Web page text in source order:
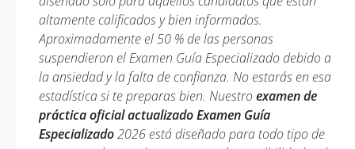
altamente calificados y bien informados.
Aproximadamente el 50 % de las personas
suspendieron el Examen Guía Especializado debido a
la ansiedad y la falta de confianza. No estarás en esa
estadística si te preparas bien. Nuestroexamen de
práctica oficial actualizado Examen Guía
Especializado2026 está diseñado para todo tipo de